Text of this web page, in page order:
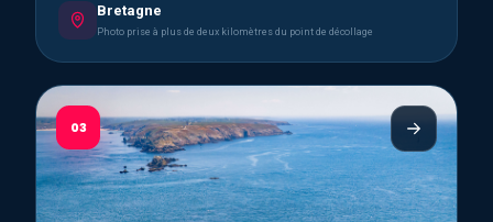
Bretagne
Photo prise à plus de deux kilomètres du point de décollage
03